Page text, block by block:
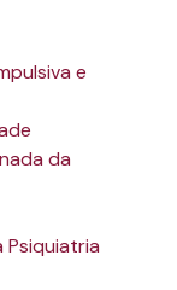
e
da
Psiquiatria